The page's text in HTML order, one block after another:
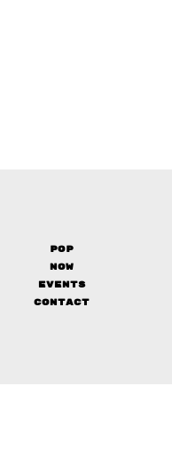
Pop
Now
Events
Contact